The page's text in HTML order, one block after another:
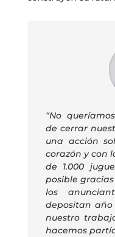
“No
de cerrar
una acción
corazón y con
de 1.000
posible
los
depositan
nuestro
hacemos